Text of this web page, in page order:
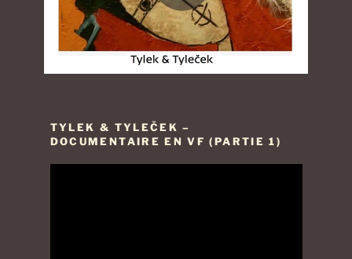
TYLEK & TYLEČEK –
DOCUMENTAIRE EN VF (PARTIE 1)